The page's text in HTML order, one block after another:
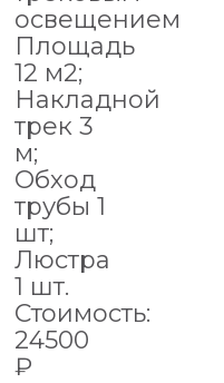
освещением
Площадь
12 м2;
Накладной
трек 3
м;
Обход
трубы 1
шт;
Люстра
1 шт.
Стоимость:
24500
₽